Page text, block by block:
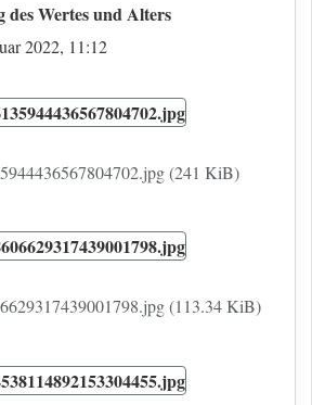
des Wertes und Alters
2022, 11:12
(241 KiB)
(113.34 KiB)